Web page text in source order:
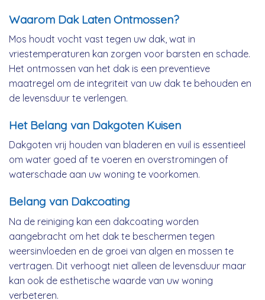
Waarom Dak Laten Ontmossen?
Mos houdt vocht vast tegen uw dak, wat in
vriestemperaturen kan zorgen voor barsten en schade.
Het ontmossen van het dak is een preventieve
maatregel om de integriteit van uw dak te behouden en
de levensduur te verlengen.
Het Belang van Dakgoten Kuisen
Dakgoten vrij houden van bladeren en vuil is essentieel
om water goed af te voeren en overstromingen of
waterschade aan uw woning te voorkomen.
Belang van Dakcoating
Na de reiniging kan een dakcoating worden
aangebracht om het dak te beschermen tegen
weersinvloeden en de groei van algen en mossen te
vertragen. Dit verhoogt niet alleen de levensduur maar
kan ook de esthetische waarde van uw woning
verbeteren.